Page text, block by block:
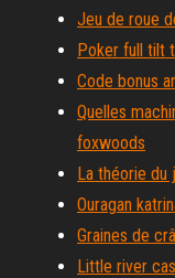
Jeu de roue
Poker full tilt
Code bonus
Quelles
foxwoods
La théorie du
Ouragan
Graines de
Little river